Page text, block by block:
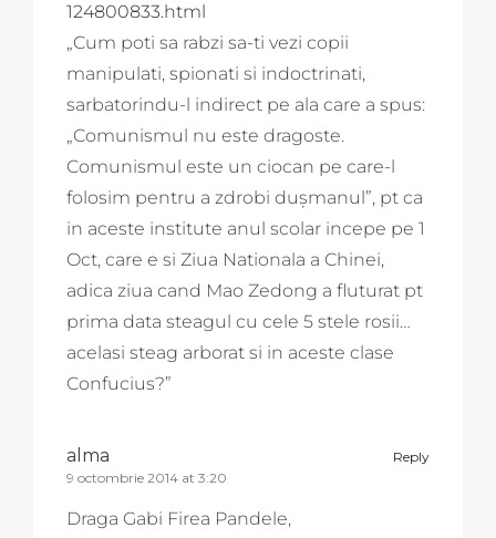
124800833.html
„Cum poti sa rabzi sa-ti vezi copii
manipulati, spionati si indoctrinati,
sarbatorindu-l indirect pe ala care a spus:
„Comunismul nu este dragoste.
Comunismul este un ciocan pe care-l
folosim pentru a zdrobi duşmanul”, pt ca
in aceste institute anul scolar incepe pe 1
Oct, care e si Ziua Nationala a Chinei,
adica ziua cand Mao Zedong a fluturat pt
prima data steagul cu cele 5 stele rosii…
acelasi steag arborat si in aceste clase
Confucius?”
Reply
alma
9 octombrie 2014 at 3:20
Draga Gabi Firea Pandele,